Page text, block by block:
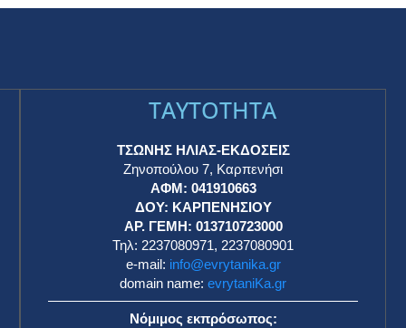
TAYTOTHTA
ΤΣΩΝΗΣ ΗΛΙΑΣ-ΕΚΔΟΣΕΙΣ
Ζηνοπούλου 7, Καρπενήσι
ΑΦΜ: 041910663
ΔΟΥ: ΚΑΡΠΕΝΗΣΙΟΥ
ΑΡ. ΓΕΜΗ: 013710723000
Τηλ: 2237080971, 2237080901
e-mail: info@evrytanika.gr
domain name: evrytaniKa.gr
Νόμιμος εκπρόσωπος: